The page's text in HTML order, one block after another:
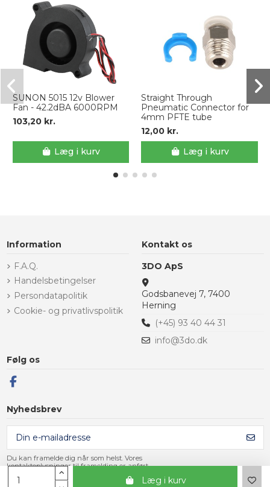
Læg i kurv
SUNON 5015 12v Blower
Fan - 42.2dBA 6000RPM
103,20 kr.
Læg i kurv
Straight Through
Pneumatic Connector for
4mm PFTE tube
12,00 kr.
Læg i kurv
Information
F.A.Q.
Handelsbetingelser
Persondatapolitik
Cookie- og privatlivspolitik
Kontakt os
3DO ApS
Godsbanevej 7, 7400
Herning
(+45) 93 40 44 31
info@3do.dk
Følg os
Nyhedsbrev
Du kan framelde dig når som helst. Vores
kontaktoplysninger til framelding er anført
i handelsbetingelserne.